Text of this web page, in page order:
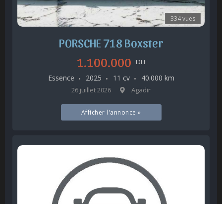
334 vues
PORSCHE 718 Boxster
1.100.000 DH
Essence 2025 11 cv 40.000 km
26 juillet 2026 Agadir
Afficher l'annonce »